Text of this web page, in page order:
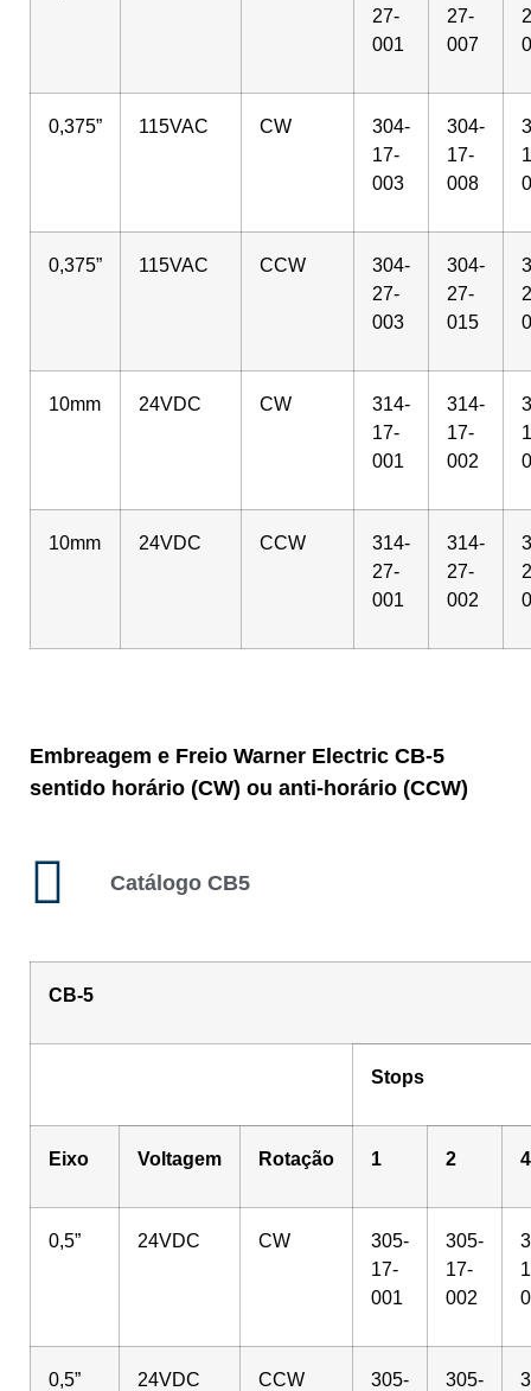
27-
001
27-
007
0,375” 115VAC CW
304-
17-
003
304-
17-
008
0,375” 115VAC CCW
304-
27-
003
304-
27-
015
10mm 24VDC CW
314-
17-
001
314-
17-
002
10mm 24VDC CCW
314-
27-
001
314-
27-
002
Embreagem e Freio Warner Electric CB-5
sentido horário (CW) ou anti-horário (CCW)
Catálogo CB5
CB-5
Stops
Eixo Voltagem Rotação 1 2 4
0,5” 24VDC CW
305-
17-
001
305-
17-
002
0,5” 24VDC CCW 305- 305-